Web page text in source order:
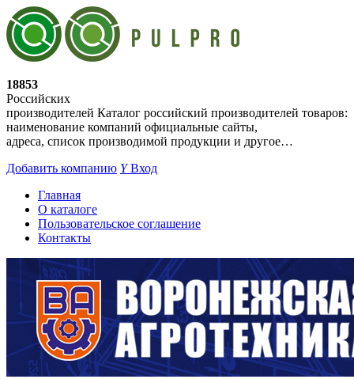
18853
Российских
производителей Каталог российский производителей товаров:
наименование компаний официальные сайты,
адреса, список производимой продукции и другое…
Добавить компанию YВход
Главная
О каталоге
Пользовательское соглашение
Контакты